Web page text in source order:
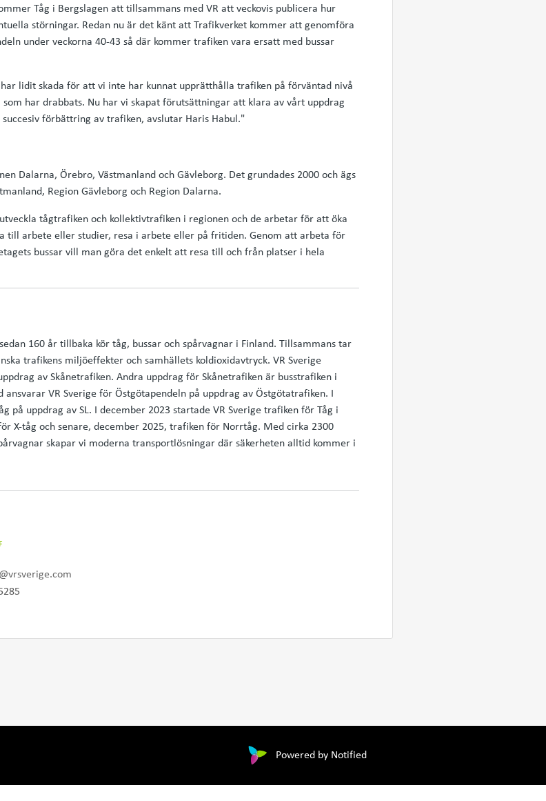
Tåg i Bergslagen att tillsammans med VR att veckovis publicera hur
störningar. Redan nu är det känt att Trafikverket kommer att genomföra
under veckorna 40-43 så där kommer trafiken vara ersatt med bussar
lidit skada för att vi inte har kunnat upprätthålla trafiken på förväntad nivå
har drabbats. Nu har vi skapat förutsättningar att klara av vårt uppdrag
förbättring av trafiken, avslutar Haris Habul."
Dalarna, Örebro, Västmanland och Gävleborg. Det grundades 2000 och ägs
Region Gävleborg och Region Dalarna.
tågtrafiken och kollektivtrafiken i regionen och de arbetar för att öka
till arbete eller studier, resa i arbete eller på fritiden. Genom att arbeta för
bussar vill man göra det enkelt att resa till och från platser i hela
160 år tillbaka kör tåg, bussar och spårvagnar i Finland. Tillsammans tar
trafikens miljöeffekter och samhällets koldioxidavtryck. VR Sverige
av Skånetrafiken. Andra uppdrag för Skånetrafiken är busstrafiken i
VR Sverige för Östgötapendeln på uppdrag av Östgötatrafiken. I
på uppdrag av SL. I december 2023 startade VR Sverige trafiken för Tåg i
X-tåg och senare, december 2025, trafiken för Norrtåg. Med cirka 2300
skapar vi moderna transportlösningar där säkerheten alltid kommer i
Powered by Notified